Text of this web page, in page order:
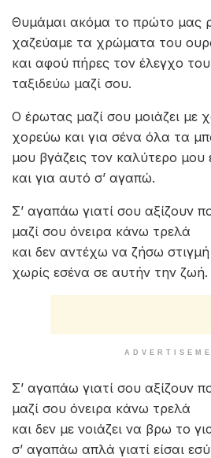
Θυμάμαι ακόμα το πρώτο μας
χαζεύαμε τα χρώματα του
και αφού πήρες τον έλεγχο
ταξιδεύω μαζί σου.
Ο έρωτας μαζί σου μοιάζει με
χορεύω και για σένα όλα τα
μου βγάζεις τον καλύτερο μου
και για αυτό σ’ αγαπώ.
Σ’ αγαπάω γιατί σου αξίζουν
μαζί σου όνειρα κάνω τρελά
και δεν αντέχω να ζήσω στιγμή
χωρίς εσένα σε αυτήν την ζωή.
Σ’ αγαπάω γιατί σου αξίζουν
μαζί σου όνειρα κάνω τρελά
και δεν με νοιάζει να βρω το
σ’ αγαπάω απλά γιατί είσαι